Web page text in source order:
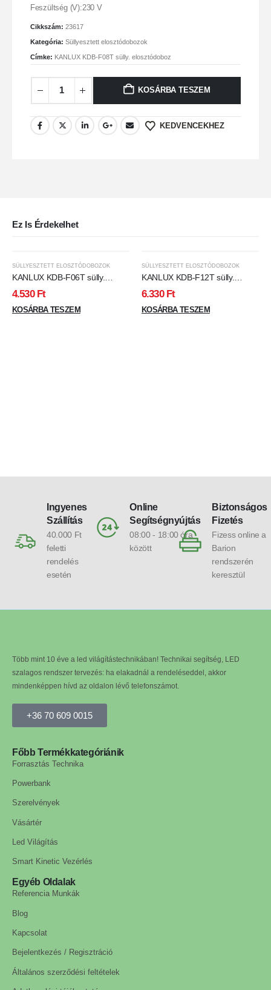
Feszültség (V):230 V
Cikkszám: 23617
Kategória: Süllyesztett elosztódobozok
Címke: KANLUX KDB-F08T sülly. elosztódoboz
KOSÁRBA TESZEM
KEDVENCEKHEZ
Ez Is Érdekelhet
SÜLLYESZTETT ELOSZTÓDOBOZOK
KANLUX KDB-F06T sülly.
elosztódoboz
4.530 Ft
KOSÁRBA TESZEM
SÜLLYESZTETT ELOSZTÓDOBOZOK
KANLUX KDB-F12T sülly.
elosztódoboz
6.330 Ft
KOSÁRBA TESZEM
Ingyenes
Szállítás
40.000 Ft
feletti
rendelés
esetén
Online
Segítségnyújtás
08:00 - 18:00 óra
között
Biztonságos
Fizetés
Fizess online a
Barion
rendszerén
keresztül
Több mint 10 éve a led világítástechnikában! Technikai segítség, LED
szalagos rendszer tervezés: ha elakadnál a rendeléseddel, akkor
mindenképpen hívd az oldalon lévő telefonszámot.
+36 70 609 0015
Főbb Termékkategóriánik
Forrasztás Technika
Powerbank
Szerelvények
Vásártér
Led Világítás
Smart Kinetic Vezérlés
Egyéb Oldalak
Referencia Munkák
Blog
Kapcsolat
Bejelentkezés / Regisztráció
Általános szerződési feltételek